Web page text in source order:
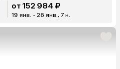
от 152 984 ₽
19 янв. - 26 янв., 7 н.